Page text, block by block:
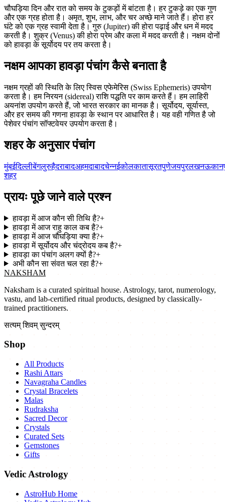
चौघड़िया दिन और रात को समय के टुकड़ों में बांटता है। हर टुकड़े का एक गुण
और एक ग्रह होता है। अमृत, शुभ, लाभ, और चर अच्छे माने जाते हैं। होरा हर
घंटे को एक ग्रह स्वामी देता है। गुरु (Jupiter) की होरा पढ़ाई और धन में मदद
करती है। शुक्र (Venus) की होरा प्रेम और कला में मदद करती है। नक्षम दोनों
को हावड़ा के सूर्योदय पर तय करता है।
नक्षम आपका हावड़ा पंचांग कैसे बनाता है
नक्षम ग्रहों की स्थिति के लिए स्विस एफेमेरिस (Swiss Ephemeris) उपयोग
करता है। हम निरयन (sidereal) राशि पद्धति पर काम करते हैं। हम लाहिरी
अयनांश उपयोग करते हैं, जो भारत सरकार का मानक है। सूर्योदय, सूर्यास्त,
और हर समय की गणना हावड़ा के स्थान पर आधारित है। यह वही गणित है जो
पेशेवर पंचांग सॉफ्टवेयर उपयोग करता है।
शहर के अनुसार पंचांग
मुंबईदिल्लीबेंगलुरुहैदराबादअहमदाबादचेन्नईकोलकातासूरतपुणेजयपुरलखनऊ
शहर
प्रायः पूछे जाने वाले प्रश्न
हावड़ा में आज कौन सी तिथि है?+
हावड़ा में आज राहु काल कब है?+
हावड़ा में आज चौघड़िया क्या है?+
हावड़ा में सूर्योदय और चंद्रोदय कब है?+
हावड़ा का पंचांग अलग क्यों है?+
अभी कौन सा संवत चल रहा है?+
NAKSHAM
Naksham is a curated spiritual house. Astrology, tarot, numerology,
vastu, and lab-certified ritual products, designed by classically-
trained practitioners.
सत्यम् शिवम् सुन्दरम्
Shop
All Products
Rashi Attars
Navagraha Candles
Crystal Bracelets
Malas
Rudraksha
Sacred Decor
Crystals
Curated Sets
Gemstones
Gifts
Vedic Astrology
AstroHub Home